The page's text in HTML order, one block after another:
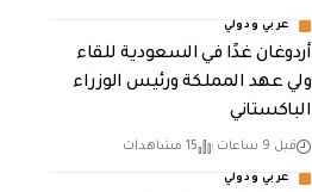
عربي ودولي
أردوغان غدًا في السعودية للقاء
ولي عهد المملكة ورئيس الوزراء
الباكستاني
قبل 9 ساعات 15 مشاهدات
عربي ودولي